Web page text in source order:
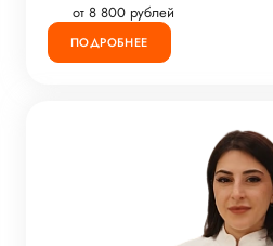
от 8 800 рублей
ПОДРОБНЕЕ